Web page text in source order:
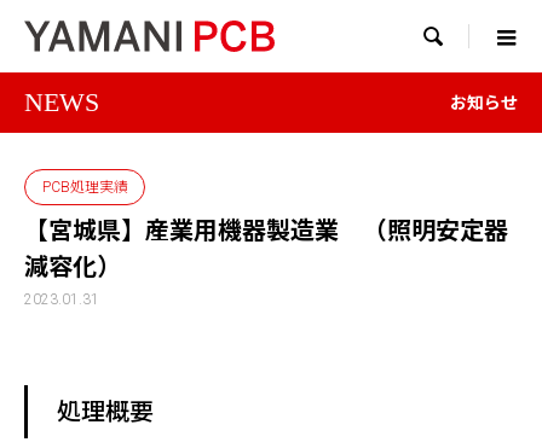

NEWS お知らせ
PCB処理実績
【宮城県】産業用機器製造業 （照明安定器
減容化）
2023.01.31
処理概要